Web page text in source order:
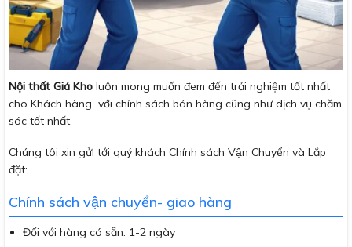
Nội thất Giá Kho luôn mong muốn đem đến trải nghiệm tốt nhất
cho Khách hàng với chính sách bán hàng cũng như dịch vụ chăm
sóc tốt nhất.
Chúng tôi xin gửi tới quý khách Chính sách Vận Chuyển và Lắp
đặt:
Chính sách vận chuyển- giao hàng
Đối với hàng có sẵn: 1-2 ngày